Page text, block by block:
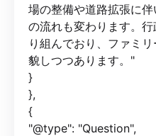
場の整備や道路拡張に
の流れも変わります。
り組んでおり、ファミ
貌しつつあります。"
}
},
{
"@type": "Question",